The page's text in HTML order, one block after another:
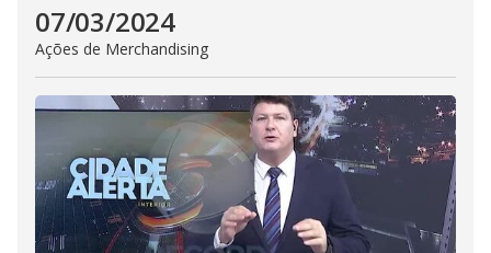
07/03/2024
Ações de Merchandising